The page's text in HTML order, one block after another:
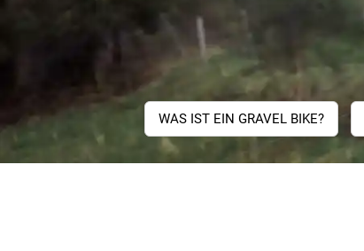
WAS IST EIN GRAVEL BIKE?